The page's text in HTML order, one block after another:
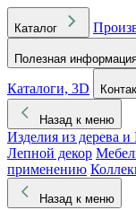
Каталог
Полезная
Каталоги, 3D
Назад к меню
Изделия из дерева
Лепной декор
применению
Назад к меню